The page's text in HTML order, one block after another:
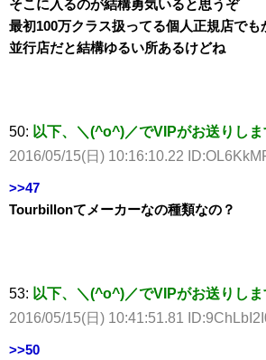
そこに入るのが結構勇気いると思うぞ
最初100万クラス扱ってる個人正規店でも
並行店だと結構ゆるい所あるけどね
50: 以下、＼(^o^)／でVIPがお送りしま
2016/05/15(日) 10:16:10.22
>>47
Tourbillonてメーカーなの種類なの？
53: 以下、＼(^o^)／でVIPがお送りしま
2016/05/15(日) 10:41:51.81
>>50